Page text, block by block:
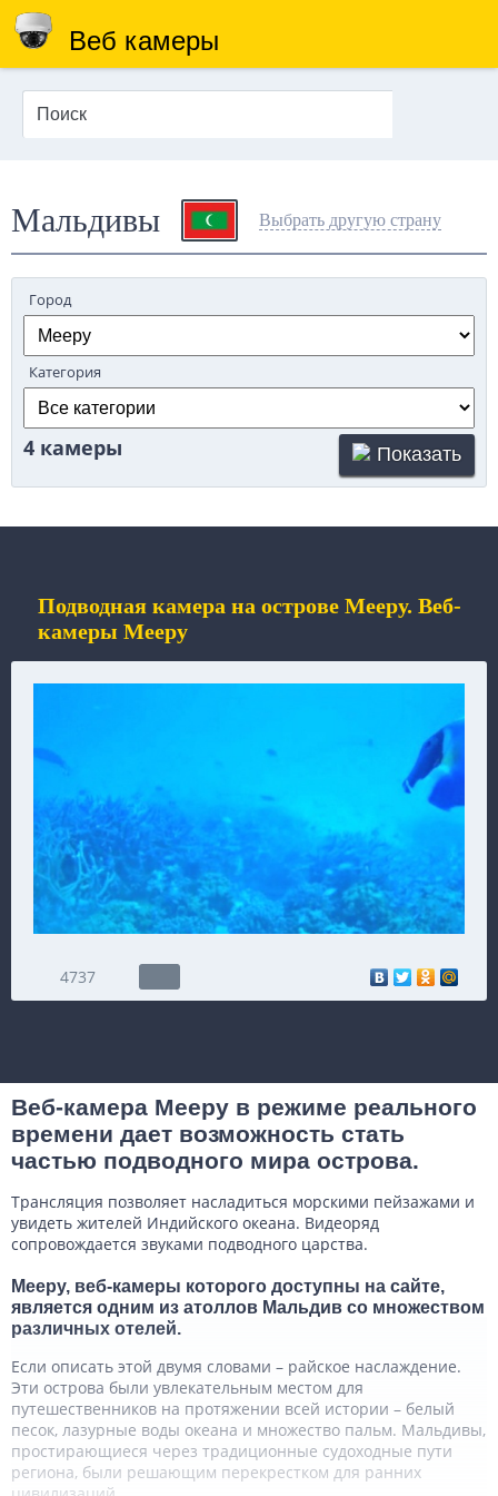
Веб камеры
Мальдивы Выбрать другую страну
Город
Категория
4 камеры Показать
Подводная камера на острове Мееру. Веб-
камеры Мееру
4737
Веб-камера Мееру в режиме реального
времени дает возможность стать
частью подводного мира острова.
Трансляция позволяет насладиться морскими пейзажами и
увидеть жителей Индийского океана. Видеоряд
сопровождается звуками подводного царства.
Мееру, веб-камеры которого доступны на сайте,
является одним из атоллов Мальдив со множеством
различных отелей.
Если описать этой двумя словами – райское наслаждение.
Эти острова были увлекательным местом для
путешественников на протяжении всей истории – белый
песок, лазурные воды океана и множество пальм. Мальдивы,
простирающиеся через традиционные судоходные пути
региона, были решающим перекрестком для ранних